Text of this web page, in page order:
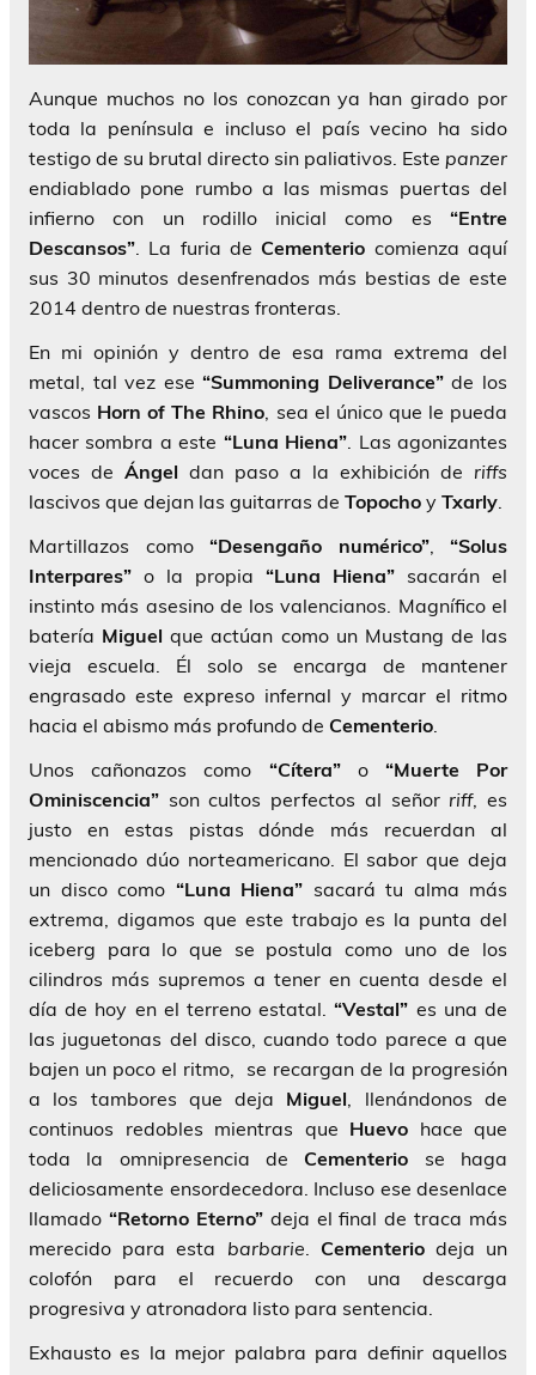
Aunque muchos no los conozcan ya han girado por
toda la península e incluso el país vecino ha sido
testigo de su brutal directo sin paliativos. Este panzer
endiablado pone rumbo a las mismas puertas del
infierno con un rodillo inicial como es “Entre
Descansos” . La furia deCementerio comienza aquí
sus 30 minutos desenfrenados más bestias de este
2014 dentro de nuestras fronteras.
En mi opinión y dentro de esa rama extrema del
metal, tal vez ese“Summoning Deliverance”de los
vascos Horn of The Rhino , sea el único que le pueda
hacer sombra a este “Luna Hiena” . Las agonizantes
voces de Ángel dan paso a la exhibición de riffs
lascivos que dejan las guitarras de Topocho y Txarly
Martillazos como “Desengaño numérico”, “Solus
Interpares” o la propia “Luna Hiena” sacarán el
instinto más asesino de los valencianos. Magnífico el
batería Miguel que actúan como un Mustang de las
vieja escuela. Él solo se encarga de mantener
engrasado este expreso infernal y marcar el ritmo
hacia el abismo más profundo de Cementerio
Unos cañonazos como “Cítera”o “Muerte Por
Ominiscencia” son cultos perfectos al señor riff, es
justo en estas pistas dónde más recuerdan al
mencionado dúo norteamericano. El sabor que deja
un disco como “Luna Hiena” sacará tu alma más
extrema, digamos que este trabajo es la punta del
iceberg para lo que se postula como uno de los
cilindros más supremos a tener en cuenta desde el
día de hoy en el terreno estatal.“Vestal” es una de
las juguetonas del disco, cuando todo parece a que
bajen un poco el ritmo, se recargan de la progresión
a los tambores que deja Miguel , llenándonos de
continuos redobles mientras que Huevo hace que
toda la omnipresencia deCementerio se haga
deliciosamente ensordecedora. Incluso ese desenlace
llamado “Retorno Eterno”deja el final de traca más
merecido para esta barbarie Cementeriodeja un
colofón para el recuerdo con una descarga
progresiva y atronadora listo para sentencia.
Exhausto es la mejor palabra para definir aquellos